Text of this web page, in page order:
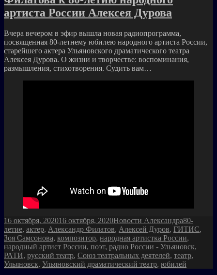
артиста России Алексея Дурова
Вчера вечером в эфир вышла новая радиопрограмма,
посвященная 80-летнему юбилею народного артиста России,
старейшего актера Ульяновского драматического театра
Алексея Дурова. О жизни и творчестве: воспоминания,
размышления, стихотворения. Судить вам…
Опубликовано
16 октября, 202016 октября, 2020Рубрики
Новости АлександраМетки
80-
летие, актер, Александр Филатов, Алексей Дуров, ГИТИС,
Зоя Самсонова, композитор, народная артистка России,
народный артист России, поэт, радио России - Ульяновск,
РАТИ, русский театр, Союз театральных деятелей, театр,
Ульяновск, Ульяновский драматический театр, юбилей